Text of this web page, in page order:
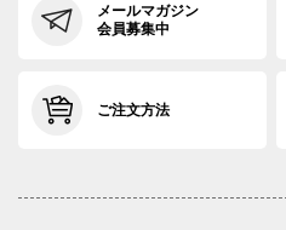
メールマガジン
会員募集中
ご注文方法